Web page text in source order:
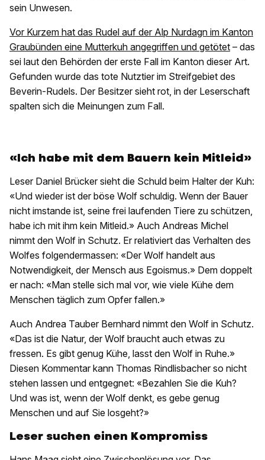
sein Unwesen.
Vor Kurzem hat das Rudel auf der Alp Nurdagn im Kanton
Graubünden eine Mutterkuh angegriffen und getötet – das
sei laut den Behörden der erste Fall im Kanton dieser Art.
Gefunden wurde das tote Nutztier im Streifgebiet des
Beverin-Rudels. Der Besitzer sieht rot, in der Leserschaft
spalten sich die Meinungen zum Fall.
«Ich habe mit dem Bauern kein Mitleid»
Leser Daniel Brücker sieht die Schuld beim Halter der Kuh:
«Und wieder ist der böse Wolf schuldig. Wenn der Bauer
nicht imstande ist, seine frei laufenden Tiere zu schützen,
habe ich mit ihm kein Mitleid.» Auch Andreas Michel
nimmt den Wolf in Schutz. Er relativiert das Verhalten des
Wolfes folgendermassen: «Der Wolf handelt aus
Notwendigkeit, der Mensch aus Egoismus.» Dem doppelt
er nach: «Man stelle sich mal vor, wie viele Kühe dem
Menschen täglich zum Opfer fallen.»
Auch Andrea Tauber Bernhard nimmt den Wolf in Schutz.
«Das ist die Natur, der Wolf braucht auch etwas zu
fressen. Es gibt genug Kühe, lasst den Wolf in Ruhe.»
Diesen Kommentar kann Thomas Rindlisbacher so nicht
stehen lassen und entgegnet: «Bezahlen Sie die Kuh?
Und was ist, wenn der Wolf denkt, es gebe genug
Menschen und auf Sie losgeht?»
Leser suchen einen Kompromiss